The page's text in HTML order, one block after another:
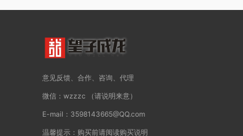
意见反馈、合作、咨询、代理
微信：wzzzc （请说明来意）
E-mail：3598143665@QQ.com
温馨提示：购买前请阅读购买说明